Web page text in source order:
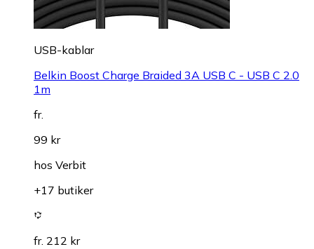
USB-kablar
Belkin Boost Charge Braided 3A USB C - USB C 2.0
1m
fr.
99 kr
hos Verbit
+17 butiker
fr. 212 kr